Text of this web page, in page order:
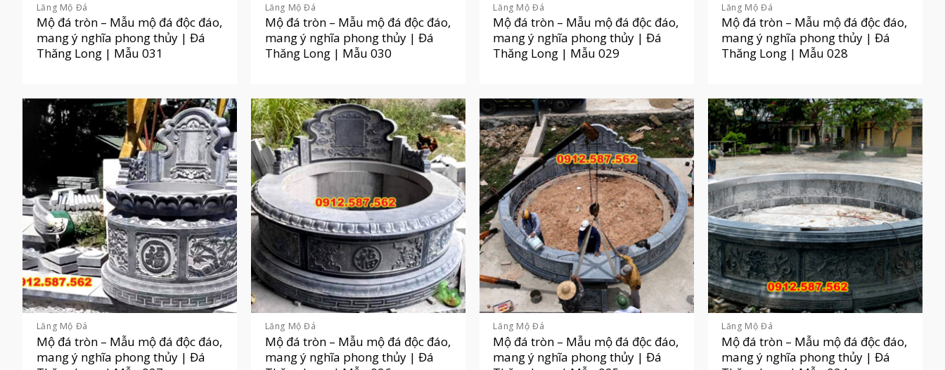
Lăng Mộ Đá
Mộ đá tròn – Mẫu mộ đá độc đáo,
mang ý nghĩa phong thủy | Đá
Thăng Long | Mẫu 031
Lăng Mộ Đá
Mộ đá tròn – Mẫu mộ đá độc đáo,
mang ý nghĩa phong thủy | Đá
Thăng Long | Mẫu 030
Lăng Mộ Đá
Mộ đá tròn – Mẫu mộ đá độc đáo,
mang ý nghĩa phong thủy | Đá
Thăng Long | Mẫu 029
Lăng Mộ Đá
Mộ đá tròn – Mẫu mộ đá độc đáo,
mang ý nghĩa phong thủy | Đá
Thăng Long | Mẫu 028
Lăng Mộ Đá
Mộ đá tròn – Mẫu mộ đá độc đáo,
mang ý nghĩa phong thủy | Đá
Lăng Mộ Đá
Mộ đá tròn – Mẫu mộ đá độc đáo,
mang ý nghĩa phong thủy | Đá
Lăng Mộ Đá
Mộ đá tròn – Mẫu mộ đá độc đáo,
mang ý nghĩa phong thủy | Đá
Lăng Mộ Đá
Mộ đá tròn – Mẫu mộ đá độc đáo,
mang ý nghĩa phong thủy | Đá